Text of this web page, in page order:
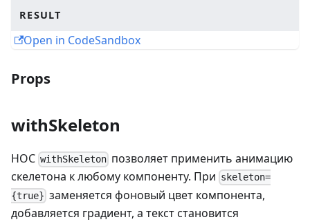
RESULT
Open in CodeSandbox
Props
withSkeleton
HOC withSkeleton позволяет применить анимацию
скелетона к любому компоненту. При skeleton=
{true} заменяется фоновый цвет компонента,
добавляется градиент, а текст становится